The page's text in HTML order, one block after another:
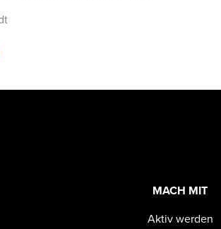
MACH MIT
Aktiv werden